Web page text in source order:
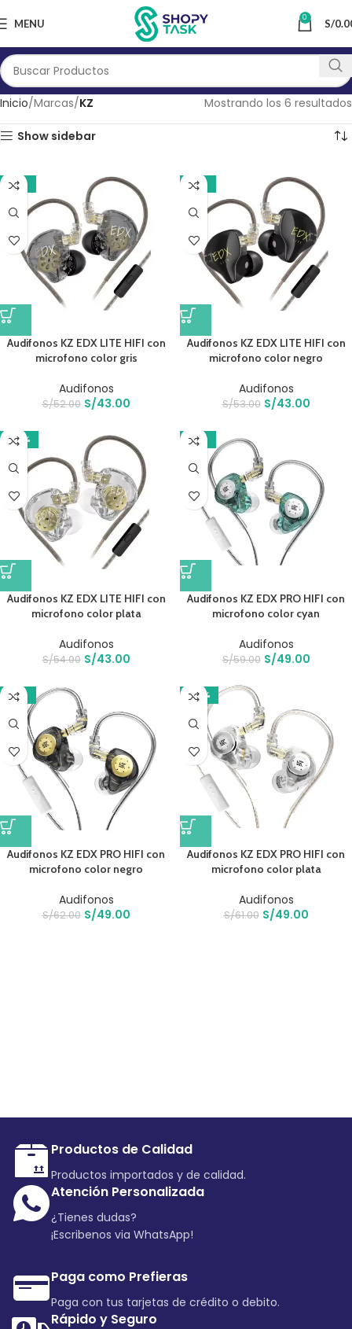
MENU 0 S/
Inicio Marcas KZ Mostrando los 6 resultados
Show sidebar
-17%
Audifonos KZ EDX LITE HIFI con
microfono color gris
Audifonos
S/52.00 S/43.00
-19%
Audifonos KZ EDX LITE HIFI con
microfono color negro
Audifonos
S/53.00 S/43.00
-20%
Audifonos KZ EDX LITE HIFI con
microfono color plata
Audifonos
S/54.00 S/43.00
-17%
Audifonos KZ EDX PRO HIFI con
microfono color cyan
Audifonos
S/59.00 S/49.00
-21%
Audifonos KZ EDX PRO HIFI con
microfono color negro
Audifonos
S/62.00 S/49.00
-20%
Audifonos KZ EDX PRO HIFI con
microfono color plata
Audifonos
S/61.00 S/49.00
Productos de Calidad
Productos importados y de calidad.
Atención Personalizada
¿Tienes dudas?
¡Escribenos via WhatsApp!
Paga como Prefieras
Paga con tus tarjetas de crédito o debito.
Rápido y Seguro